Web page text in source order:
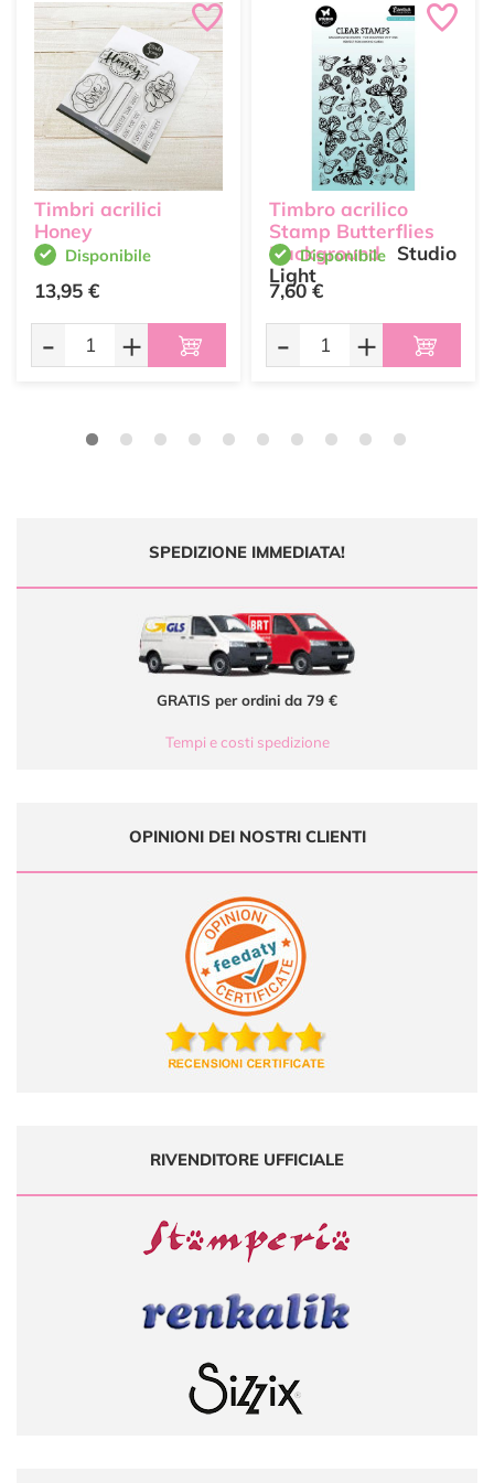
Timbri acrilici
Honey
Disponibile
13,95 €
- +
Timbro acrilico
Stamp Butterflies
Background
Studio
Light
Disponibile
7,60 €
- +
SPEDIZIONE IMMEDIATA!
GRATIS per ordini da 79 €
Tempi e costi spedizione
OPINIONI DEI NOSTRI CLIENTI
RIVENDITORE UFFICIALE